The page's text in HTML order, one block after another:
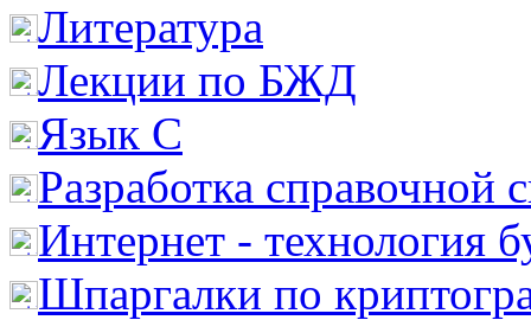
Литература
Лекции по БЖД
Язык С
Разработка справочной
Интернет - технология
Шпаргалки по